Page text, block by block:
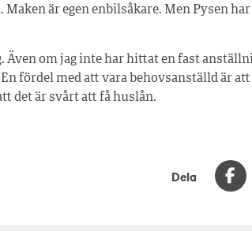
är egen enbilsåkare. Men Pysen
Även om jag inte har hittat en fast
fördel med att vara behovsanställd är
det är svårt att få huslån.
Dela